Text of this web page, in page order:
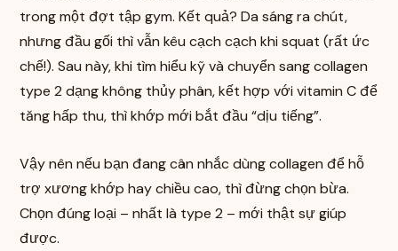
trong một đợt tập gym. Kết quả? Da sáng ra chút,
nhưng đầu gối thì vẫn kêu cạch cạch khi squat (rất ức
chế!). Sau này, khi tìm hiểu kỹ và chuyển sang collagen
type 2 dạng không thủy phân, kết hợp với vitamin C để
tăng hấp thu, thì khớp mới bắt đầu “dịu tiếng”.
Vậy nên nếu bạn đang cân nhắc dùng collagen để hỗ
trợ xương khớp hay chiều cao, thì đừng chọn bừa.
Chọn đúng loại – nhất là type 2 – mới thật sự giúp
được.